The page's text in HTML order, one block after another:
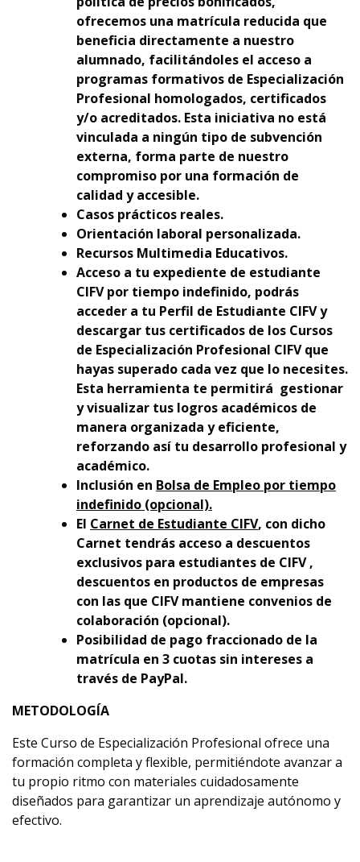
ofrecemos una matrícula reducida que
beneficia directamente a nuestro
alumnado, facilitándoles el acceso a
programas formativos de Especialización
Profesional homologados, certificados
y/o acreditados. Esta iniciativa no está
vinculada a ningún tipo de subvención
externa, forma parte de nuestro
compromiso por una formación de
calidad y accesible.
Casos prácticos reales.
Orientación laboral personalizada.
Recursos Multimedia Educativos.
Acceso a tu expediente de estudiante
CIFV por tiempo indefinido, podrás
acceder a tu Perfil de Estudiante CIFV y
descargar tus certificados de los Cursos
de Especialización Profesional CIFV que
hayas superado cada vez que lo necesites.
Esta herramienta te permitirá gestionar
y visualizar tus logros académicos de
manera organizada y eficiente,
reforzando así tu desarrollo profesional y
académico.
Inclusión en Bolsa de Empleo por tiempo
indefinido (opcional).
El Carnet de Estudiante CIFV, con dicho
Carnet tendrás acceso a descuentos
exclusivos para estudiantes de CIFV ,
descuentos en productos de empresas
con las que CIFV mantiene convenios de
colaboración (opcional).
Posibilidad de pago fraccionado de la
matrícula en 3 cuotas sin intereses a
través de PayPal.
METODOLOGÍA
Este Curso de Especialización Profesional ofrece una
formación completa y flexible, permitiéndote avanzar a
tu propio ritmo con materiales cuidadosamente
diseñados para garantizar un aprendizaje autónomo y
efectivo.